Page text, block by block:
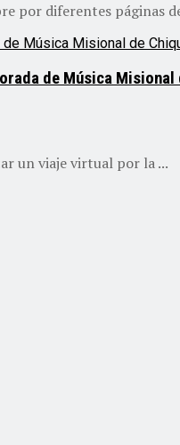
por diferentes páginas
de Música Misional
un viaje virtual por la ...